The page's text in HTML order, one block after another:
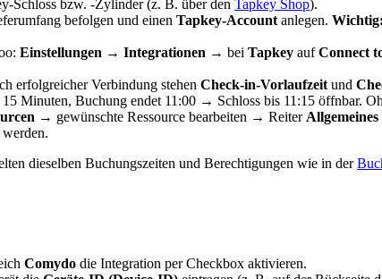
Schloss bzw. -Zylinder (z. B. über den Tapkey Shop).
befolgen und einen Tapkey-Account anlegen. Wichtig:
Einstellungen → Integrationen → bei Tapkey aufConnect
erfolgreicher Verbindung stehen Check-in-Vorlaufzeit und
Minuten, Buchung endet 11:00 → Schloss bis 11:15 öffnbar.
→ gewünschte Ressource bearbeiten → Reiter Allgemeines
werden.
dieselben Buchungszeiten und Berechtigungen wie in der
Comydo die Integration per Checkbox aktivieren.